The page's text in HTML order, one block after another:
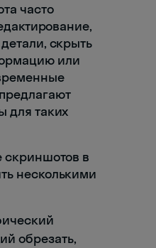
часто
скрыть
или
для таких
скриншотов в
несколькими
обрезать,